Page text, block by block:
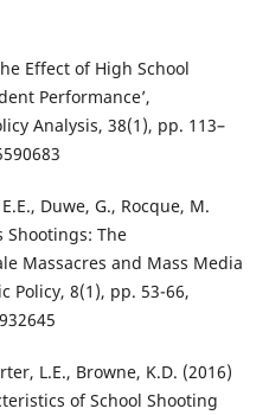
Effect of High School
Performance’,
Analysis, 38(1), pp. 113–
Duwe, G., Rocque, M.
Shootings: The
Massacres and Mass Media
Policy, 8(1), pp. 53-66,
L.E., Browne, K.D. (2016)
of School Shooting